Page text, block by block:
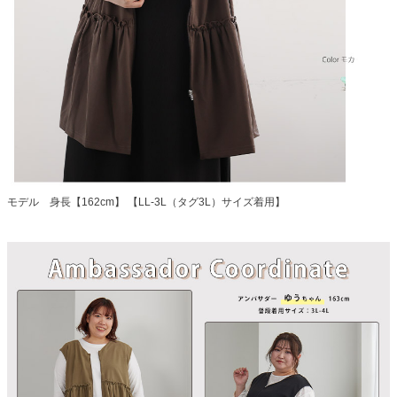
モデル 身長【162cm】 【LL-3L（タグ3L）サイズ着用】